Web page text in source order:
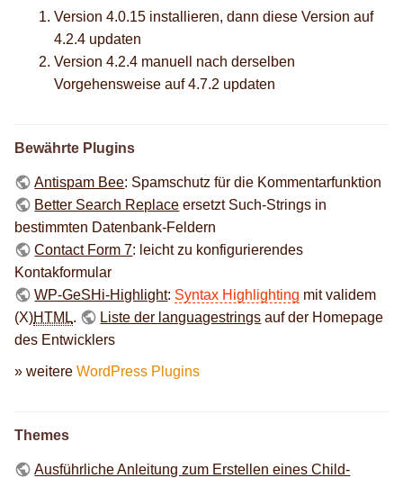
Version 4.0.15 installieren, dann diese Version auf
4.2.4 updaten
Version 4.2.4 manuell nach derselben
Vorgehensweise auf 4.7.2 updaten
Bewährte Plugins
Antispam Bee: Spamschutz für die Kommentarfunktion
Better Search Replace ersetzt Such-Strings in
bestimmten Datenbank-Feldern
Contact Form 7: leicht zu konfigurierendes
Kontakformular
WP-GeSHi-Highlight: Syntax Highlighting mit validem
(X)HTML. Liste der languagestrings auf der Homepage
des Entwicklers
» weitere WordPress Plugins
Themes
Ausführliche Anleitung zum Erstellen eines Child-